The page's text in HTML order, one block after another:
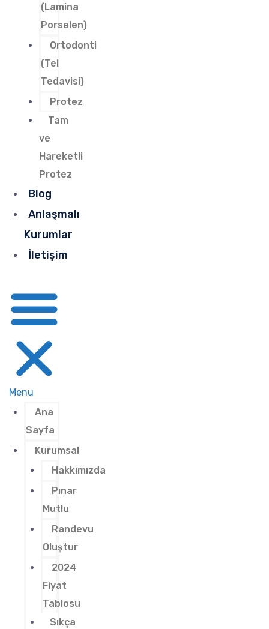
(Lamina
Porselen)
Ortodonti
(Tel
Tedavisi)
Protez
Tam
ve
Hareketli
Protez
Blog
Anlaşmalı
Kurumlar
İletişim
Menu
Ana
Sayfa
Kurumsal
Hakkımızda
Pınar
Mutlu
Randevu
Oluştur
2024
Fiyat
Tablosu
Sıkça